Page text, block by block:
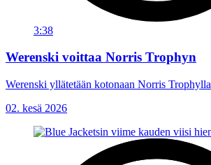
3:38
Werenski voittaa Norris Trophyn
Werenski yllätetään kotonaan Norris Trophylla
02. kesä 2026